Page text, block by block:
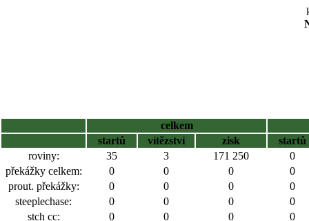
celkem
startů
vítězství zisk
startů
roviny:
35 3 171 250
0
překážky celkem:
0 0 0
0
prout. překážky:
0 0 0
0
steeplechase:
0 0 0
0
stch cc:
0 0 0 0